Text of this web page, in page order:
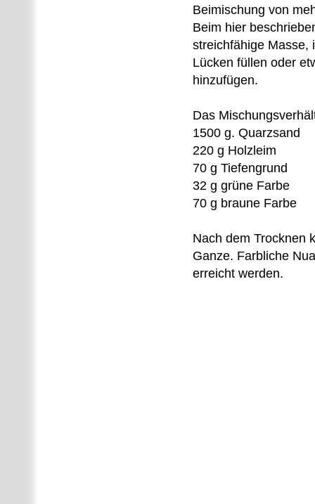
Beimischung von
Beim hier
streichfähige Masse,
Lücken füllen oder
hinzufügen.
Das
1500 g. Quarzsand
220 g Holzleim
70 g Tiefengrund
32 g grüne Farbe
70 g braune Farbe
Nach dem Trocknen
Ganze. Farbliche
erreicht werden.